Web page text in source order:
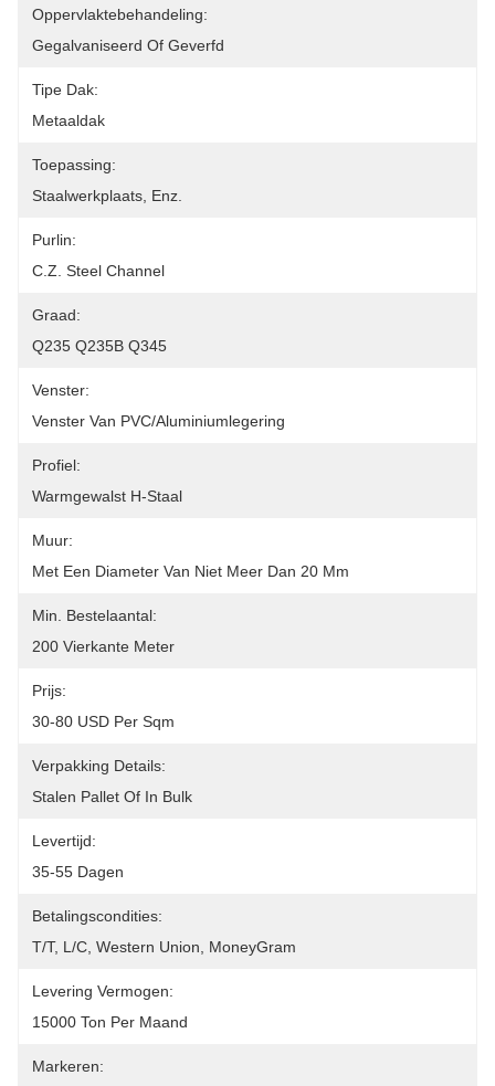
Oppervlaktebehandeling:
Gegalvaniseerd Of Geverfd
Tipe Dak:
Metaaldak
Toepassing:
Staalwerkplaats, Enz.
Purlin:
C.Z. Steel Channel
Graad:
Q235 Q235B Q345
Venster:
Venster Van PVC/aluminiumlegering
Profiel:
Warmgewalst H-Staal
Muur:
Met Een Diameter Van Niet Meer Dan 20 Mm
Min. Bestelaantal:
200 Vierkante Meter
Prijs:
30-80 USD Per Sqm
Verpakking Details:
Stalen Pallet Of In Bulk
Levertijd:
35-55 Dagen
Betalingscondities:
T/T, L/C, Western Union, MoneyGram
Levering Vermogen:
15000 Ton Per Maand
Markeren: